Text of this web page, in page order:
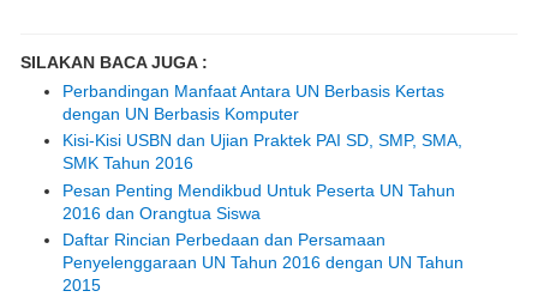
SILAKAN BACA JUGA :
Perbandingan Manfaat Antara UN Berbasis Kertas
dengan UN Berbasis Komputer
Kisi-Kisi USBN dan Ujian Praktek PAI SD, SMP, SMA,
SMK Tahun 2016
Pesan Penting Mendikbud Untuk Peserta UN Tahun
2016 dan Orangtua Siswa
Daftar Rincian Perbedaan dan Persamaan
Penyelenggaraan UN Tahun 2016 dengan UN Tahun
2015